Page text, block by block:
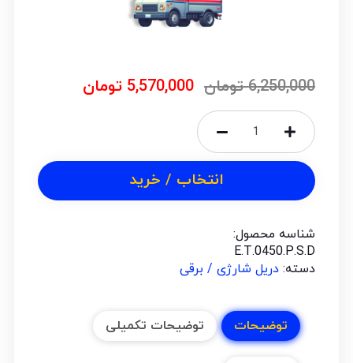
6,250,000 تومان 5,570,000 تومان
انتخاب / خرید
شناسه محصول:
E.T.0450.P.S.D
دسته: دریل شارژی / برقی
توضیحات توضیحات تکمیلی